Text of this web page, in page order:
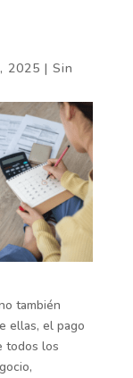
2025 | Sin
también
ellas, el pago
todos los